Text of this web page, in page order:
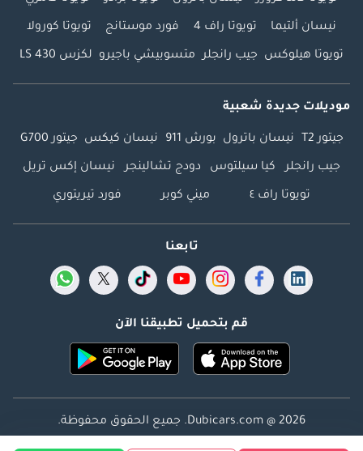
نيسان ألتيما تويوتا راف 4 فورد موستانج تويوتا كورولا
تويوتا هيلوكس جيب رانجلر متسوبيشي باجيرو لكزس LS 430
موديلات جديدة شعبية
جيتور T2 نيسان باترول بورش 911 نيسان كيكس جيتور G700
جيب رانجلر كيا سيلتوس دودج تشالينجر نيسان إكس تريل
تويوتا راف ٤ ميني كوبر فورد تيريتوري
تابعنا
قم بتحميل تطبيقنا الآن
Dubicars.com @ 2026. جميع الحقوق محفوظة.